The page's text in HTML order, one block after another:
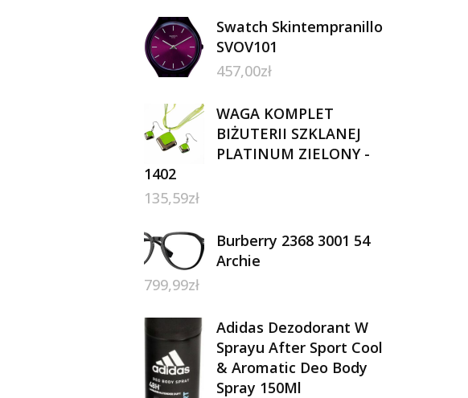
Swatch Skintempranillo
SVOV101
457,00zł
WAGA KOMPLET
BIŻUTERII SZKLANEJ
PLATINUM ZIELONY -
1402
135,59zł
Burberry 2368 3001 54
Archie
799,99zł
Adidas Dezodorant W
Sprayu After Sport Cool
& Aromatic Deo Body
Spray 150Ml